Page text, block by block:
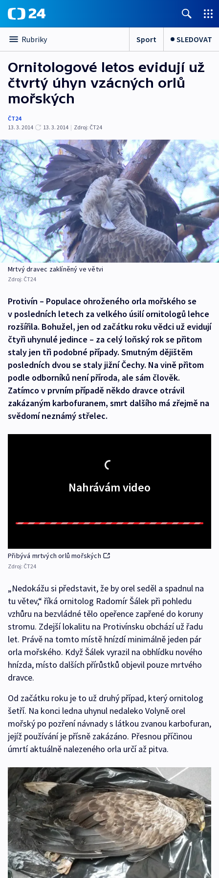
Rubriky Sport SLEDOVAT
Ornitologové letos evidují už
čtvrtý úhyn vzácných orlů
mořských
ČT24
13. 3. 2014
13. 3. 2014 | Zdroj: ČT24
Mrtvý dravec zaklíněný ve větvi
Zdroj: ČT24
Protivín – Populace ohroženého orla mořského se
v posledních letech za velkého úsilí ornitologů lehce
rozšířila. Bohužel, jen od začátku roku vědci už evidují
čtyři uhynulé jedince – za celý loňský rok se přitom
staly jen tři podobné případy. Smutným dějištěm
posledních dvou se staly jižní Čechy. Na vině přitom
podle odborníků není příroda, ale sám člověk.
Zatímco v prvním případě někdo dravce otrávil
zakázaným karbofuranem, smrt dalšího má zřejmě na
svědomí neznámý střelec.
Nahrávám video
Přibývá mrtvých orlů mořských
Zdroj: ČT24
„Nedokážu si představit, že by orel seděl a spadnul na
tu větev,“ říká ornitolog Radomír Šálek při pohledu
vzhůru na bezvládné tělo opeřence zapřené do koruny
stromu. Zdejší lokalitu na Protivínsku obchází už řadu
let. Právě na tomto místě hnízdí minimálně jeden pár
orla mořského. Když Šálek vyrazil na obhlídku nového
hnízda, místo dalších přírůstků objevil pouze mrtvého
dravce.
Od začátku roku je to už druhý případ, který ornitolog
šetří. Na konci ledna uhynul nedaleko Volyně orel
mořský po pozření návnady s látkou zvanou karbofuran,
jejíž používání je přísně zakázáno. Přesnou příčinou
úmrtí aktuálně nalezeného orla určí až pitva.